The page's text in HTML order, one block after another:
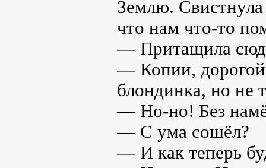
Землю. Свистнула
что нам что-то
— Притащила
— Копии,
блондинка, но не
— Но-но! Без
— С ума сошёл?
— И как теперь